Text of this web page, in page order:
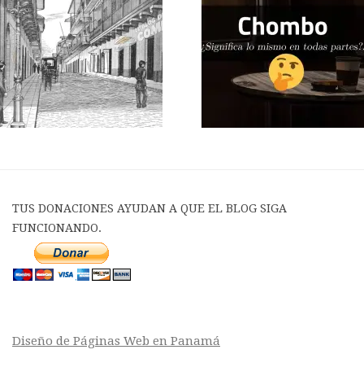
TUS DONACIONES AYUDAN A QUE EL BLOG SIGA
FUNCIONANDO.
Diseño de Páginas Web en Panamá